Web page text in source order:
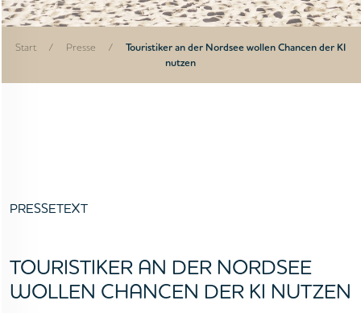
Start / Presse /
Touristiker an der Nordsee wollen Chancen der KI
nutzen
PRESSETEXT
TOURISTIKER AN DER NORDSEE
WOLLEN CHANCEN DER KI NUTZEN